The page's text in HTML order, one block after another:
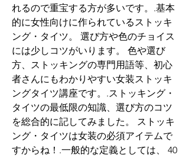
れるので重宝する方が多いです。.基本
的に女性向けに作られているストッキ
ング・タイツ。 選び方や色のチョイス
には少しコツがいります。 色や選び
方、ストッキングの専門用語等、初心
者さんにもわかりやすい女装ストッキ
ングタイツ講座です。.ストッキング・
タイツの最低限の知識、選び方のコツ
を総合的に記してみました。 ストッキ
ング・タイツは女装の必須アイテムで
すからね！.一般的な定義としては、 40